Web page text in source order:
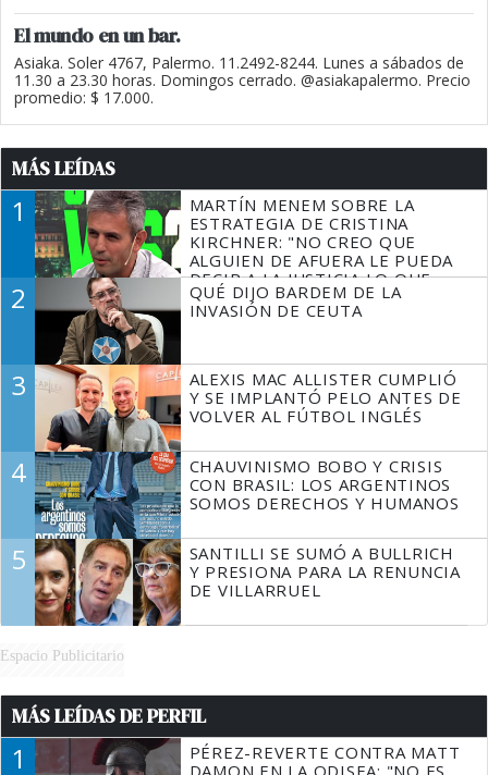
El mundo en un bar.
Asiaka. Soler 4767, Palermo. 11.2492-8244. Lunes a sábados de
11.30 a 23.30 horas. Domingos cerrado. @asiakapalermo. Precio
promedio: $ 17.000.
MÁS LEÍDAS
1
MARTÍN MENEM SOBRE LA
ESTRATEGIA DE CRISTINA
KIRCHNER: "NO CREO QUE
ALGUIEN DE AFUERA LE PUEDA
DECIR A LA JUSTICIA LO QUE
TIENE QUE HACER"
2
QUÉ DIJO BARDEM DE LA
INVASIÓN DE CEUTA
3
ALEXIS MAC ALLISTER CUMPLIÓ
Y SE IMPLANTÓ PELO ANTES DE
VOLVER AL FÚTBOL INGLÉS
4
CHAUVINISMO BOBO Y CRISIS
CON BRASIL: LOS ARGENTINOS
SOMOS DERECHOS Y HUMANOS
5
SANTILLI SE SUMÓ A BULLRICH
Y PRESIONA PARA LA RENUNCIA
DE VILLARRUEL
Espacio Publicitario
MÁS LEÍDAS DE PERFIL
1
PÉREZ-REVERTE CONTRA MATT
DAMON EN LA ODISEA: "NO ES